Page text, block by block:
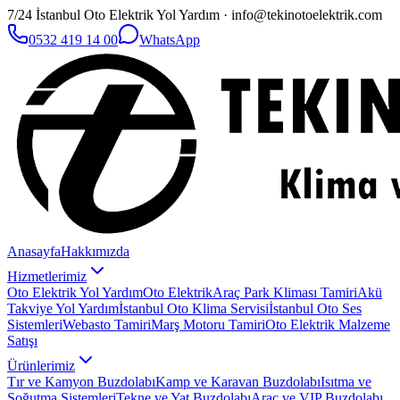
7/24 İstanbul Oto Elektrik Yol Yardım · info@tekinotoelektrik.com
0532 419 14 00
WhatsApp
AnasayfaHakkımızda
Hizmetlerimiz
Oto Elektrik Yol YardımOto ElektrikAraç Park Kliması TamiriAkü
Takviye Yol Yardımİstanbul Oto Klima Servisiİstanbul Oto Ses
SistemleriWebasto TamiriMarş Motoru TamiriOto Elektrik Malzeme
Satışı
Ürünlerimiz
Tır ve Kamyon BuzdolabıKamp ve Karavan BuzdolabıIsıtma ve